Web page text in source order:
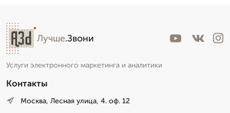
Лучше.Звони
Услуги электронного маркетинга и аналитики
Контакты
Москва, Лесная улица, 4. оф. 12